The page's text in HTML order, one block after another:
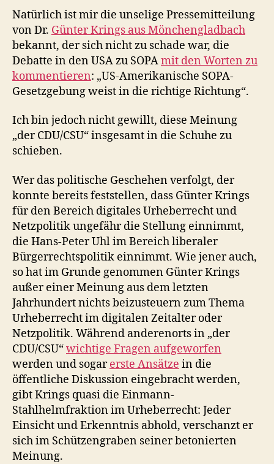
Natürlich ist mir die unselige Pressemitteilung
von Dr. Günter Krings aus Mönchengladbach
bekannt, der sich nicht zu schade war, die
Debatte in den USA zu SOPAmit den Worten zu
kommentieren: „US-Amerikanische SOPA-
Gesetzgebung weist in die richtige Richtung“.
Ich bin jedoch nicht gewillt, diese Meinung
„der CDU/CSU“ insgesamt in die Schuhe zu
schieben.
Wer das politische Geschehen verfolgt, der
konnte bereits feststellen, dass Günter Krings
für den Bereich digitales Urheberrecht und
Netzpolitik ungefähr die Stellung einnimmt,
die Hans-Peter Uhl im Bereich liberaler
Bürgerrechtspolitik einnimmt. Wie jener auch,
so hat im Grunde genommen Günter Krings
außer einer Meinung aus dem letzten
Jahrhundert nichts beizusteuern zum Thema
Urheberrecht im digitalen Zeitalter oder
Netzpolitik. Während anderenorts in „der
CDU/CSU“wichtige Fragen aufgeworfen
werden und sogarerste Ansätze in die
öffentliche Diskussion eingebracht werden,
gibt Krings quasi die Einmann-
Stahlhelmfraktion im Urheberrecht: Jeder
Einsicht und Erkenntnis abhold, verschanzt er
sich im Schützengraben seiner betonierten
Meinung.